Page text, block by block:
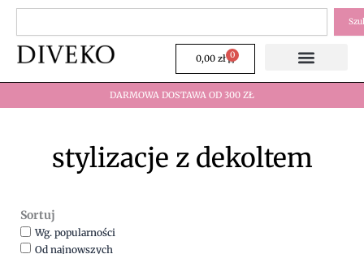
Przejdź
treści
0,00 zł 0
Wózek
DARMOWA DOSTAWA OD 300 ZŁ
stylizacje z dekoltem
Sortuj
Wg. popularności
Od najnowszych